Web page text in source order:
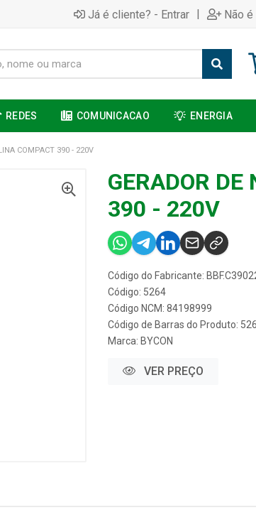
Já é cliente? - Entrar | Não
REDES COMUNICACAO ENERGIA
COMPACT 390 - 220V
GERADOR
390 - 220V
Código do Fabricante:
Código: 5264
Código NCM: 84198999
Código de Barras do Produto:
Marca: BYCON
VER PREÇO